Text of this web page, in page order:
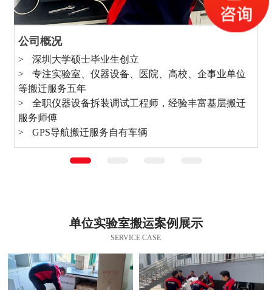
公司概况
> 深圳大学硕士毕业生创立
> 专注实验室、仪器设备、医院、高校、企事业单位
等搬迁服务五年
> 全职仪器设备拆装调试工程师，经验丰富基层搬迁
服务师傅
> GPS导航搬迁服务自有车辆
单位实验室搬运案例展示
SERVICE CASE